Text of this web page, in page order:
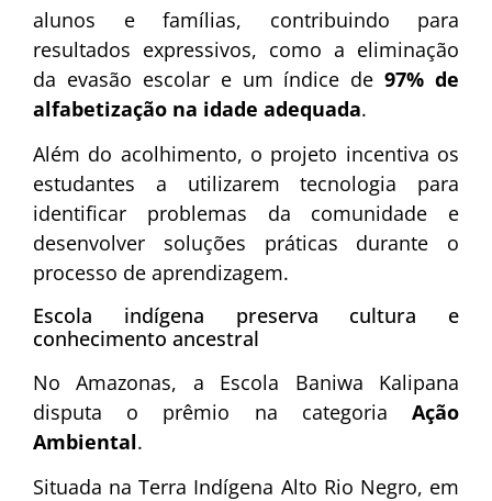
alunos e famílias, contribuindo para
resultados expressivos, como a eliminação
da evasão escolar e um índice de97% de
alfabetização na idade adequada.
Além do acolhimento, o projeto incentiva os
estudantes a utilizarem tecnologia para
identificar problemas da comunidade e
desenvolver soluções práticas durante o
processo de aprendizagem.
Escola indígena preserva cultura e
conhecimento ancestral
No Amazonas, a Escola Baniwa Kalipana
disputa o prêmio na categoria Ação
Ambiental.
Situada na Terra Indígena Alto Rio Negro, em